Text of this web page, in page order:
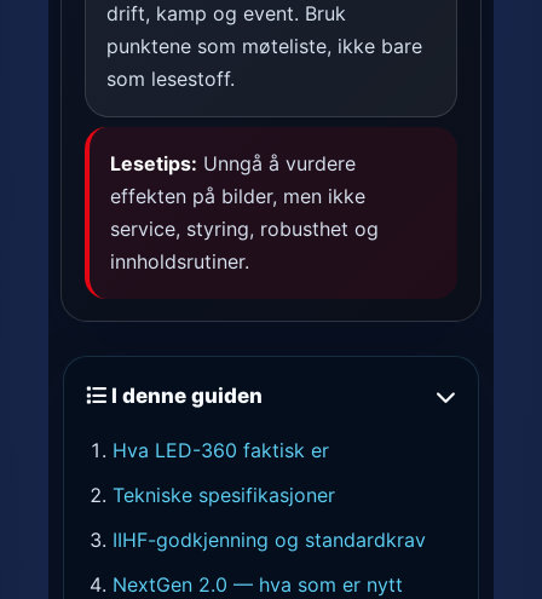
drift, kamp og event. Bruk
punktene som møteliste, ikke bare
som lesestoff.
Lesetips: Unngå å vurdere
effekten på bilder, men ikke
service, styring, robusthet og
innholdsrutiner.
I denne guiden
Hva LED-360 faktisk er
Tekniske spesifikasjoner
IIHF-godkjenning og standardkrav
NextGen 2.0 — hva som er nytt